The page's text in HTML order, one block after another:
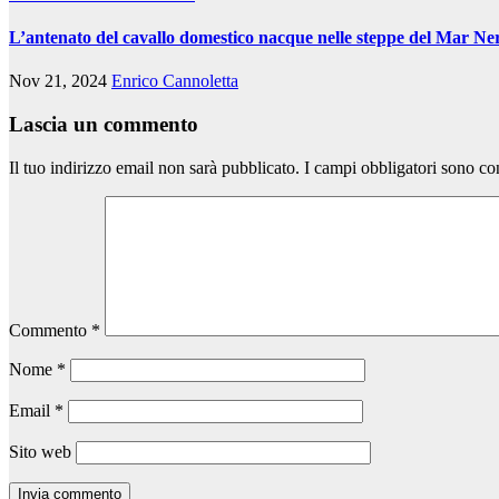
L’antenato del cavallo domestico nacque nelle steppe del Mar
Nov 21, 2024 Enrico Cannoletta
Lascia un commento
Il tuo indirizzo email non sarà pubblicato. I campi obbligatori sono
Commento *
Nome *
Email *
Sito web